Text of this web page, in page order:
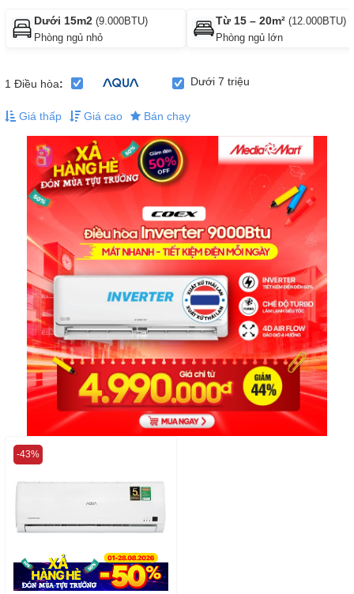
Dưới 15m2 (9.000BTU)
Phòng ngủ nhỏ
Từ 15 – 20m² (12.000BTU)
Phòng ngủ lớn
1 Điều hòa: Dưới 7 triệu
Giá thấp Giá cao Bán chạy
-43%